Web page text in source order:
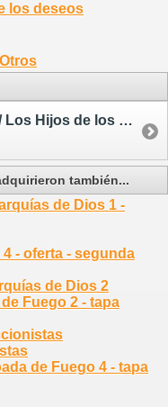
los deseos
Otros
Los Guerreros Huérfanos / Los Hijos de los Otori 1
también...
de Dios 1 -
- oferta - segunda
de Dios 2
Fuego 2 - tapa
de Fuego 4 - tapa